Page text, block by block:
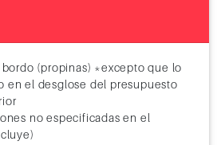
bordo (propinas) *excepto que lo
en el desglose del presupuesto
no especificadas en el